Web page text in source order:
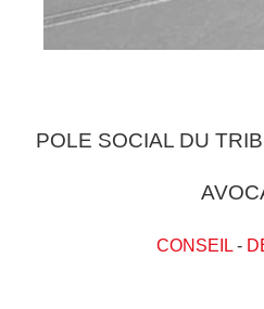
POLE SOCIAL DU
CONSEIL-